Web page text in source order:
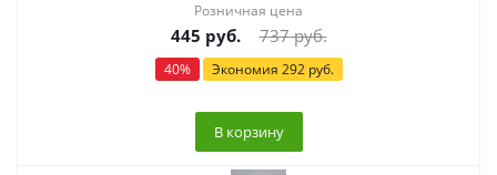
Розничная цена
445 руб. 737руб.
40% Экономия 292руб.
В корзину